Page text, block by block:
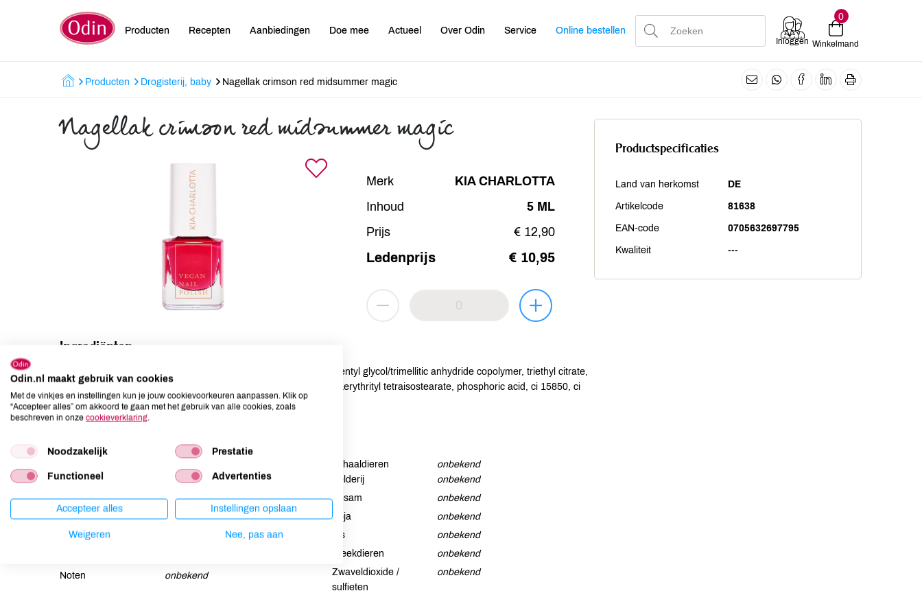
Producten Recepten Aanbiedingen Doe mee Actueel Over Odin Service Online bestellen
Inloggen
0
Winkelmand
Producten Drogisterij, baby Nagellak crimson red midsummer magic
Nagellak crimson red midsummer magic
Merk
KIA CHARLOTTA
Inhoud
5 ML
Prijs
€ 12,90
Ledenprijs € 10,95
Ingrediënten
INCI: ethyl acetate, butyl acetate, nitrocellulose, adipic acid/neopentyl glycol/trimellitic anhydride copolymer, triethyl citrate,
alcohol, stearalkonium bentonite, diacetone alcohol, maltol, pentaerythrityl tetraisostearate, phosphoric acid, ci 15850, ci
77491, ci 77891.
Ei
onbekend
Gluten
onbekend
Lactose
onbekend
Lupine
Noten
onbekend
Schaaldieren
onbekend
Selderij
onbekend
Sesam
onbekend
Soja
onbekend
Vis
onbekend
Weekdieren
onbekend
Zwaveldioxide /
sulfieten
onbekend
Productspecificaties
Land van herkomst DE
Artikelcode 81638
EAN-code 0705632697795
Kwaliteit ---
Odin.nl maakt gebruik van cookies
Met de vinkjes en instellingen kun je jouw cookievoorkeuren aanpassen. Klik op
“Accepteer alles” om akkoord te gaan met het gebruik van alle cookies, zoals
beschreven in onze cookieverklaring.
Noodzakelijk Prestatie
Functioneel Advertenties
Accepteer alles Instellingen opslaan
Weigeren Nee, pas aan